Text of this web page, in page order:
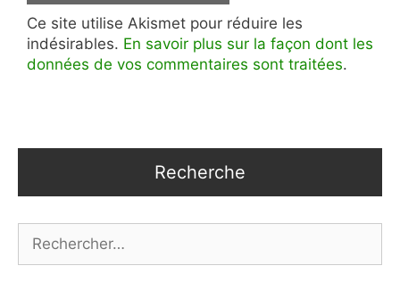
Ce site utilise Akismet pour réduire les
indésirables. En savoir plus sur la façon dont les
données de vos commentaires sont traitées.
Recherche